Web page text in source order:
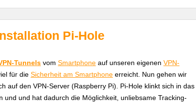
Pi-Hole
Tunnels vom Smartphone auf unseren eigenen VPN-
für die Sicherheit am Smartphone erreicht. Nun gehen wir
auf den VPN-Server (Raspberry Pi). Pi-Hole klinkt sich in das
und und hat dadurch die Möglichkeit, unliebsame Tracking-